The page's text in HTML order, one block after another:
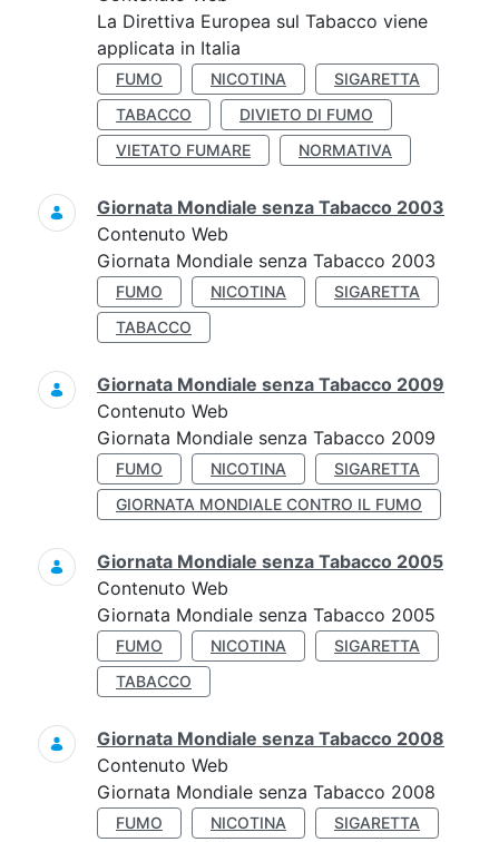
La Direttiva Europea sul Tabacco viene
applicata in Italia
FUMO NICOTINA
SIGARETTA
TABACCO
DIVIETO DI FUMO
VIETATO FUMARE
NORMATIVA
Giornata Mondiale senza Tabacco 2003
Contenuto Web
Giornata Mondiale senza Tabacco 2003
FUMO NICOTINA
SIGARETTA
TABACCO
Giornata Mondiale senza Tabacco 2009
Contenuto Web
Giornata Mondiale senza Tabacco 2009
FUMO NICOTINA
SIGARETTA
GIORNATA MONDIALE CONTRO IL FUMO
Giornata Mondiale senza Tabacco 2005
Contenuto Web
Giornata Mondiale senza Tabacco 2005
FUMO NICOTINA
SIGARETTA
TABACCO
Giornata Mondiale senza Tabacco 2008
Contenuto Web
Giornata Mondiale senza Tabacco 2008
FUMO NICOTINA
SIGARETTA